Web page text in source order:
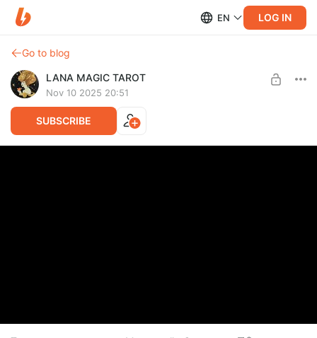
EN LOG IN
Go to blog
LANA MAGIC TAROT
Nov 10 2025 20:51
SUBSCRIBE